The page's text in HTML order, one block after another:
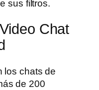
sus filtros.
Chat
los chats de
de 200